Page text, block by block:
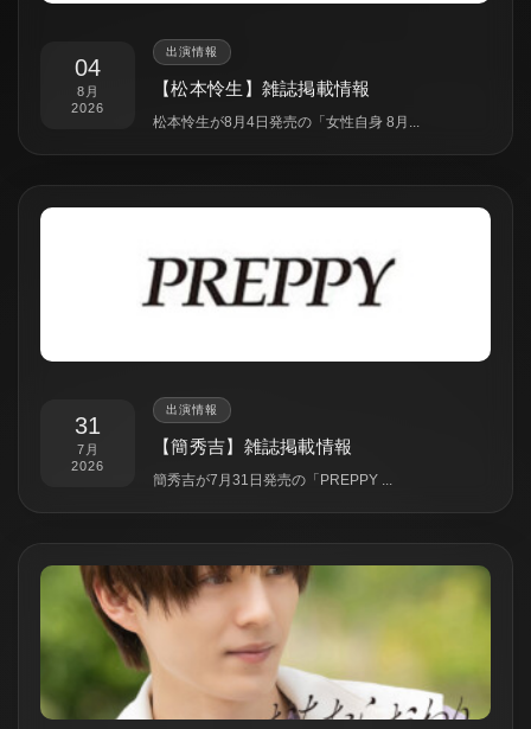
04
8月
2026
出演情報
【松本怜生】雑誌掲載情報
松本怜生が8月4日発売の「女性自身 8月...
31
7月
2026
出演情報
【簡秀吉】雑誌掲載情報
簡秀吉が7月31日発売の「PREPPY ...